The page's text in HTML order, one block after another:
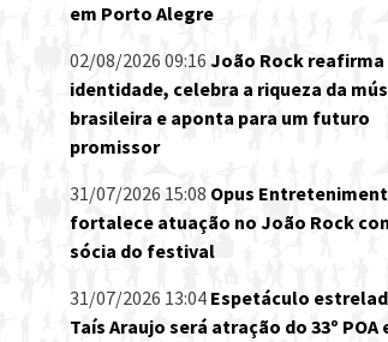
em Porto Alegre
02/08/2026 09:16 João Rock reafirma
identidade, celebra a riqueza da
brasileira e aponta para um futuro
promissor
31/07/2026 15:08 Opus
fortalece atuação no João Rock
sócia do festival
31/07/2026 13:04 Espetáculo
Taís Araujo será atração do 33º POA